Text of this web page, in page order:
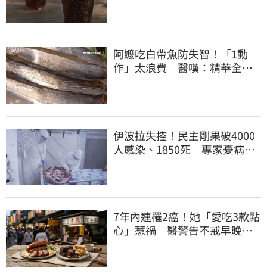
阿嬤吃白帶魚防失智！「1動
作」太浪費 醫嘆：精華全沒
伊波拉失控！民主剛果破4000
人感染、1850死 專家憂病毒
7年內連罹2癌！她「愛吃3款點
心」惹禍 醫警告不戒早晚有